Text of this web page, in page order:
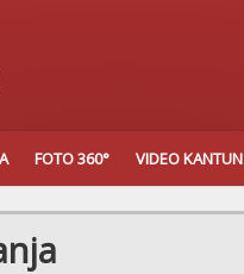
FOTO 360° VIDEO KANTUN